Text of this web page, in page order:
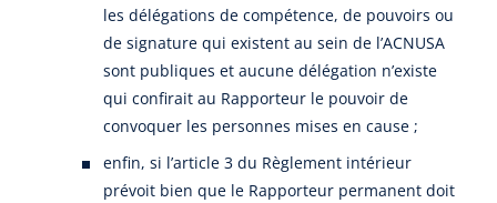
les délégations de compétence, de pouvoirs ou
de signature qui existent au sein de l’ACNUSA
sont publiques et aucune délégation n’existe
qui confirait au Rapporteur le pouvoir de
convoquer les personnes mises en cause ;
enfin, si l’article 3 du Règlement intérieur
prévoit bien que le Rapporteur permanent doit